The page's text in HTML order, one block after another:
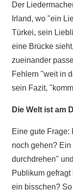
Der
Irland, wo "ein
Türkei, sein
eine Brücke
zueinander
Fehlern "weit in
sein Fazit,
Die Welt ist am
Eine gute Frage:
noch gehen?
durchdrehen"
Publikum
ein bisschen?